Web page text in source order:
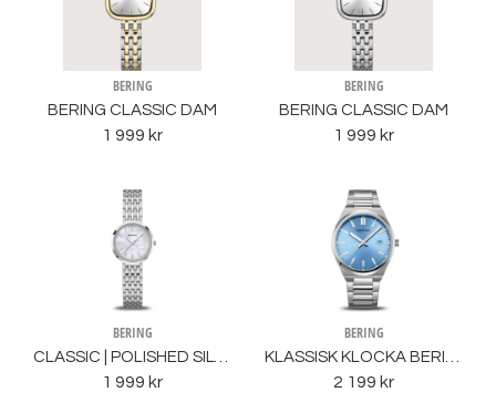
BERING
BERING CLASSIC DAM
1 999 kr
BERING
BERING CLASSIC DAM
1 999 kr
BERING
1 999 kr
BERING
2 199 kr